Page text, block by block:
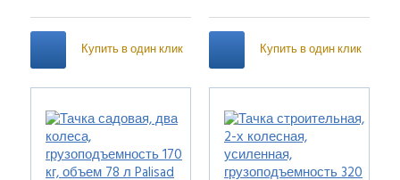
Купить в один клик Купить в один клик